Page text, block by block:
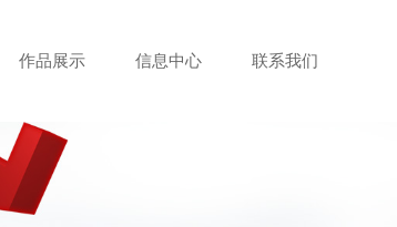
作品展示 信息中心 联系我们